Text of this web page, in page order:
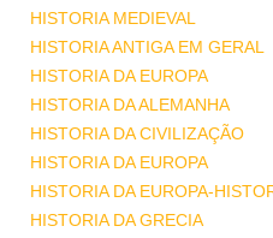
HISTORIA MEDIEVAL
HISTORIA ANTIGA EM GERAL
HISTORIA DA EUROPA
HISTORIA DA ALEMANHA
HISTORIA DA CIVILIZAÇÃO
HISTORIA DA EUROPA
HISTORIA DA EUROPA-
HISTORIA DA GRECIA